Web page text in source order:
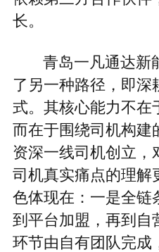
长。
青岛一凡通达新
了另一种路径，即深
式。其核心能力不在
而在于围绕司机构建
资深一线司机创立，
司机真实痛点的理解
色体现在：一是全链
到平台加盟，再到自
环节由自有团队完成